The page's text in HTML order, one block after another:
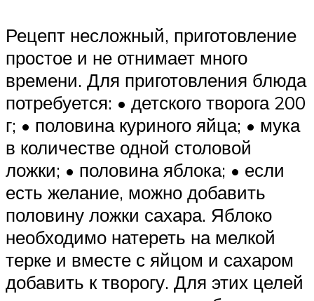
Рецепт несложный, приготовление
простое и не отнимает много
времени. Для приготовления блюда
потребуется: • детского творога 200
г; • половина куриного яйца; • мука
в количестве одной столовой
ложки; • половина яблока; • если
есть желание, можно добавить
половину ложки сахара. Яблоко
необходимо натереть на мелкой
терке и вместе с яйцом и сахаром
добавить к творогу. Для этих целей